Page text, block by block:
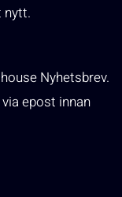
nytt.
Nyhetsbrev.
epost innan